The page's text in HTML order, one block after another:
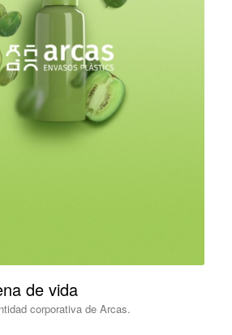
de vida
corporativa de Arcas.